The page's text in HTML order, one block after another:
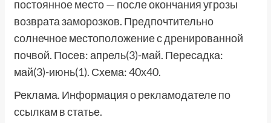
постоянное место — после окончания угрозы
возврата заморозков. Предпочтительно
солнечное местоположение с дренированной
почвой. Посев: апрель(3)-май. Пересадка:
май(3)-июнь(1). Схема: 40х40.
Реклама. Информация о рекламодателе по
ссылкам в статье.